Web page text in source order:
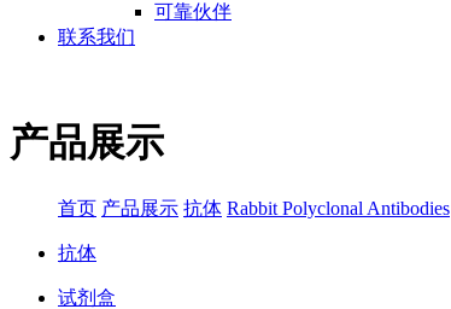
可靠伙伴
联系我们
产品展示
首页 产品展示 抗体 Rabbit Polyclonal Antibodies
抗体
试剂盒